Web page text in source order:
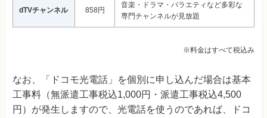
dTVチャンネル 858円
音楽・ドラマ・バラエティなど多彩な
専門チャンネルが見放題
※料金はすべて税込み
なお、「ドコモ光電話」を個別に申し込んだ場合は基本
工事料（無派遣工事税込1,000円・派遣工事税込4,500
円）が発生しますので、光電話を使うのであれば、ドコ